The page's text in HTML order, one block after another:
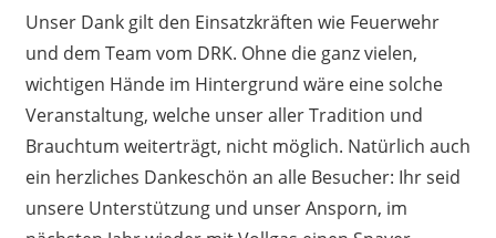
Unser Dank gilt den Einsatzkräften wie Feuerwehr
und dem Team vom DRK. Ohne die ganz vielen,
wichtigen Hände im Hintergrund wäre eine solche
Veranstaltung, welche unser aller Tradition und
Brauchtum weiterträgt, nicht möglich. Natürlich auch
ein herzliches Dankeschön an alle Besucher: Ihr seid
unsere Unterstützung und unser Ansporn, im